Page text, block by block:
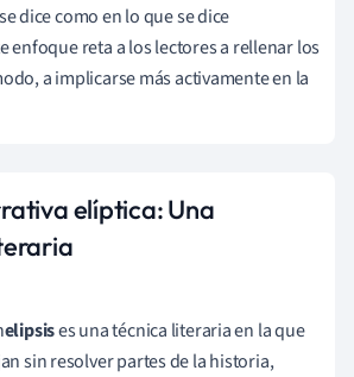
dice como en lo que se dice
enfoque reta a los lectores a rellenar los
a implicarse más activamente en la
elíptica: Una
elipsises una técnica literaria en la que
sin resolver partes de la historia,